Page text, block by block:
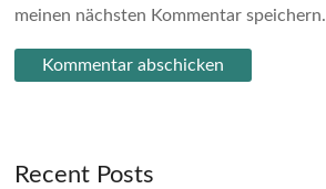
meinen nächsten Kommentar speichern.
Recent Posts